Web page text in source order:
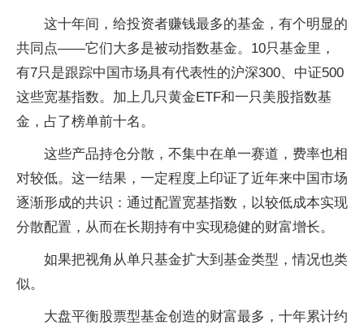
这十年间，给投资者赚钱最多的基金，有个明显的
共同点——它们大多是被动指数基金。10只基金里，
有7只是跟踪中国市场具有代表性的沪深300、中证500
这些宽基指数。加上几只黄金ETF和一只美股指数基
金，占了榜单前十名。
这些产品持仓分散，不集中在单一赛道，费率也相
对较低。这一结果，一定程度上印证了近年来中国市场
逐渐形成的共识：通过配置宽基指数，以较低成本实现
分散配置，从而在长期持有中实现稳健的财富增长。
如果把视角从单只基金扩大到基金类型，情况也类
似。
大盘平衡股票型基金创造的财富最多，十年累计约